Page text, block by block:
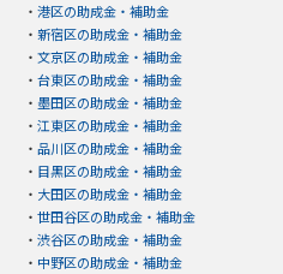
・ 港区の助成金・補助金
・ 新宿区の助成金・補助金
・ 文京区の助成金・補助金
・ 台東区の助成金・補助金
・ 墨田区の助成金・補助金
・ 江東区の助成金・補助金
・ 品川区の助成金・補助金
・ 目黒区の助成金・補助金
・ 大田区の助成金・補助金
・ 世田谷区の助成金・補助金
・ 渋谷区の助成金・補助金
・ 中野区の助成金・補助金